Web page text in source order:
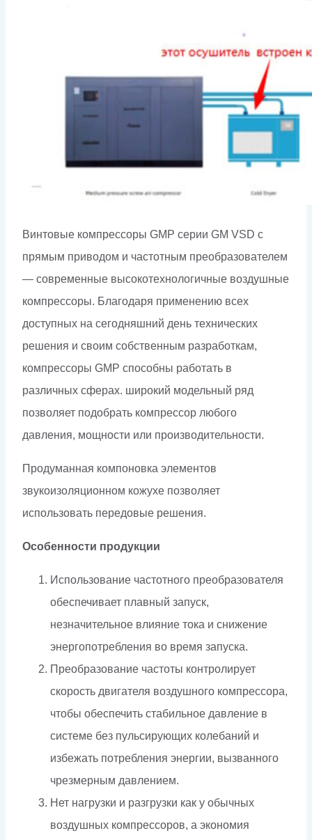
Винтовые компрессоры GMP серии GM VSD с
прямым приводом и частотным преобразователем
— современные высокотехнологичные воздушные
компрессоры. Благодаря применению всех
доступных на сегодняшний день технических
решения и своим собственным разработкам,
компрессоры GMP способны работать в
различных сферах. широкий модельный ряд
позволяет подобрать компрессор любого
давления, мощности или производительности.
Продуманная компоновка элементов
звукоизоляционном кожухе позволяет
использовать передовые решения.
Особенности продукции
Использование частотного преобразователя
обеспечивает плавный запуск,
незначительное влияние тока и снижение
энергопотребления во время запуска.
Преобразование частоты контролирует
скорость двигателя воздушного компрессора,
чтобы обеспечить стабильное давление в
системе без пульсирующих колебаний и
избежать потребления энергии, вызванного
чрезмерным давлением.
Нет нагрузки и разгрузки как у обычных
воздушных компрессоров, а экономия